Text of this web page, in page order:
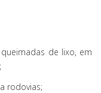
de lixo, em
rodovias;